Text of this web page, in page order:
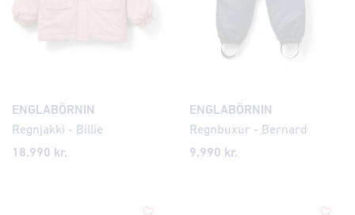
ENGLABÖRNIN
Regnjakki - Billie
18.990 kr.
ENGLABÖRNIN
Regnbuxur - Bernard
9.990 kr.